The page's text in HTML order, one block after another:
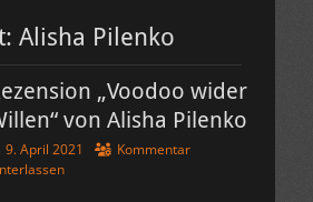
Alisha Pilenko
„Voodoo wider
von Alisha Pilenko
9. April 2021
Kommentar